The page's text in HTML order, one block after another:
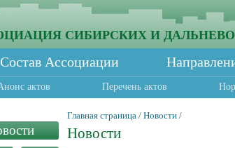
СИБИРСКИХ И
Состав Ассоциации
актов Перечень актов
Главная страница / Новости /
Новости